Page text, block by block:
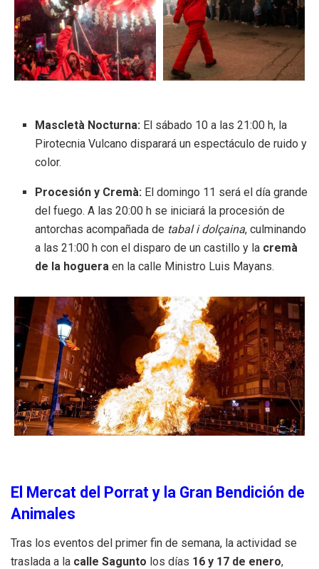
Mascletà Nocturna: El sábado 10 a las 21:00 h, la
Pirotecnia Vulcano disparará un espectáculo de ruido y
color.
Procesión y Cremà: El domingo 11 será el día grande
del fuego. A las 20:00 h se iniciará la procesión de
antorchas acompañada de tabal i dolçaina, culminando
a las 21:00 h con el disparo de un castillo y la cremà
de la hoguera en la calle Ministro Luis Mayans.
El Mercat del Porrat y la Gran Bendición de
Animales
Tras los eventos del primer fin de semana, la actividad se
traslada a la calle Sagunto los días 16 y 17 de enero,